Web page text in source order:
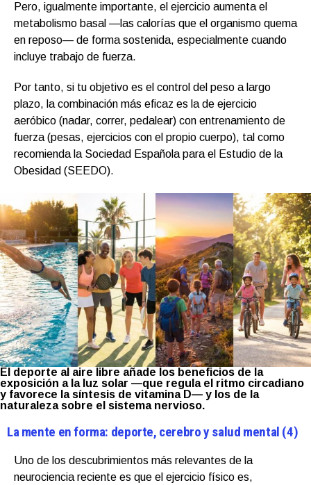
Pero, igualmente importante, el ejercicio aumenta el
metabolismo basal —las calorías que el organismo quema
en reposo— de forma sostenida, especialmente cuando
incluye trabajo de fuerza.
Por tanto, si tu objetivo es el control del peso a largo
plazo, la combinación más eficaz es la de ejercicio
aeróbico (nadar, correr, pedalear) con entrenamiento de
fuerza (pesas, ejercicios con el propio cuerpo), tal como
recomienda la Sociedad Española para el Estudio de la
Obesidad (SEEDO).
El deporte al aire libre añade los beneficios de la
exposición a la luz solar —que regula el ritmo circadiano
y favorece la síntesis de vitamina D— y los de la
naturaleza sobre el sistema nervioso.
La mente en forma: deporte, cerebro y salud mental (4)
Uno de los descubrimientos más relevantes de la
neurociencia reciente es que el ejercicio físico es,